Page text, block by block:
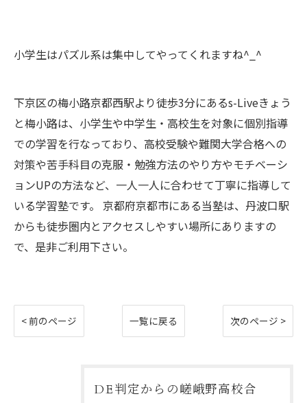
小学生はパズル系は集中してやってくれますね^_^
下京区の梅小路京都西駅より徒歩3分にあるs-Liveきょう
と梅小路は、小学生や中学生・高校生を対象に個別指導
での学習を行なっており、高校受験や難関大学合格への
対策や苦手科目の克服・勉強方法のやり方やモチベーシ
ョンUPの方法など、一人一人に合わせて丁寧に指導して
いる学習塾です。 京都府京都市にある当塾は、丹波口駅
からも徒歩圏内とアクセスしやすい場所にありますの
で、是非ご利用下さい。
< 前のページ 一覧に戻る 次のページ >
DE判定からの嵯峨野高校合